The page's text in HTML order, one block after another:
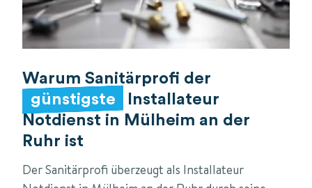
Warum Sanitärprofi der
günstigste
Installateur
Notdienst in Mülheim an der
Ruhr ist
Der Sanitärprofi überzeugt als Installateur